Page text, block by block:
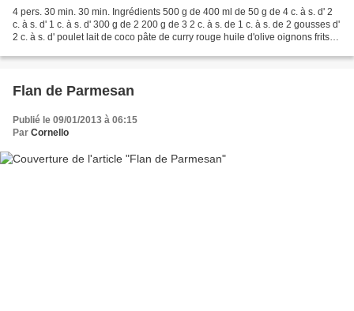
4 pers. 30 min. 30 min. Ingrédients 500 g de 400 ml de 50 g de 4 c. à s. d' 2
c. à s. d' 1 c. à s. d' 300 g de 2 200 g de 3 2 c. à s. de 1 c. à s. de 2 gousses d'
2 c. à s. d' poulet lait de coco pâte de curry rouge huile d'olive oignons frits
Flan de Parmesan
Publié le 09/01/2013 à 06:15
Par Cornello